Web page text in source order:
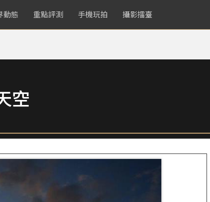
動態 重點評測 手機玩拍 攝影擂臺
空